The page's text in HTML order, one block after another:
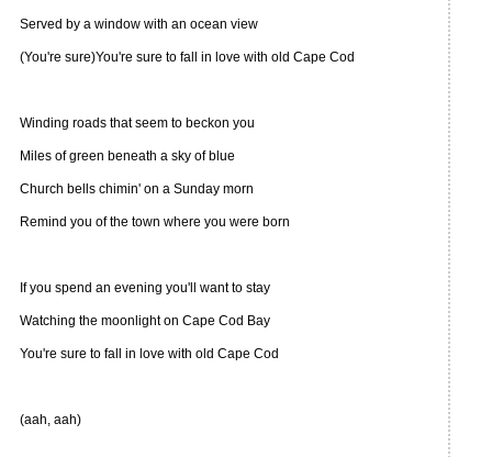
Served by a window with an ocean view
(You're sure)You're sure to fall in love with old Cape Cod
Winding roads that seem to beckon you
Miles of green beneath a sky of blue
Church bells chimin' on a Sunday morn
Remind you of the town where you were born
If you spend an evening you'll want to stay
Watching the moonlight on Cape Cod Bay
You're sure to fall in love with old Cape Cod
(aah, aah)